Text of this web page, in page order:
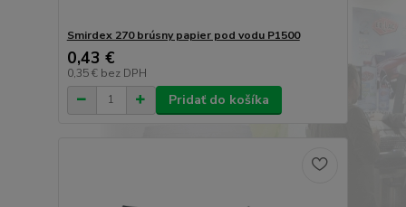
Smirdex 270 brúsny papier pod vodu P1500
0,43 €
0,35 € bez DPH
Pridať do košíka